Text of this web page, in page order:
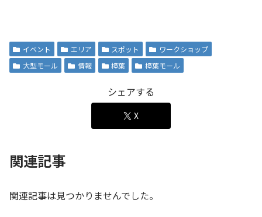
イベント エリア スポット
ワークショップ
大型モール
情報 樟葉 樟葉モール
シェアする
X
関連記事
関連記事は見つかりませんでした。